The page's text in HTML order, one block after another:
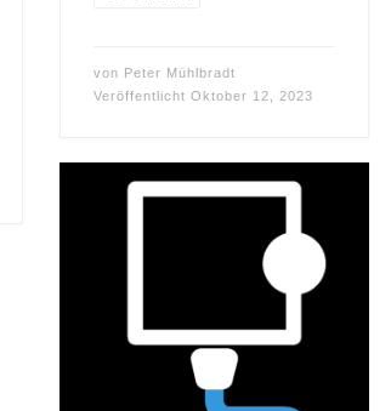
von Peter Mühlbradt
Veröffentlicht Oktober 12, 2023